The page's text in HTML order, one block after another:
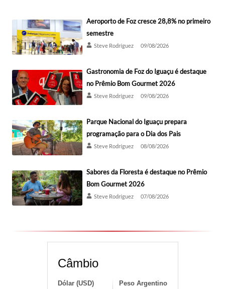
Aeroporto de Foz cresce 28,8% no primeiro
semestre
Steve Rodríguez 09/08/2026
Gastronomia de Foz do Iguaçu é destaque
no Prêmio Bom Gourmet 2026
Steve Rodríguez 09/08/2026
Parque Nacional do Iguaçu prepara
programação para o Dia dos Pais
Steve Rodríguez 08/08/2026
Sabores da Floresta é destaque no Prêmio
Bom Gourmet 2026
Steve Rodríguez 07/08/2026
Câmbio
Dólar (USD) Peso Argentino